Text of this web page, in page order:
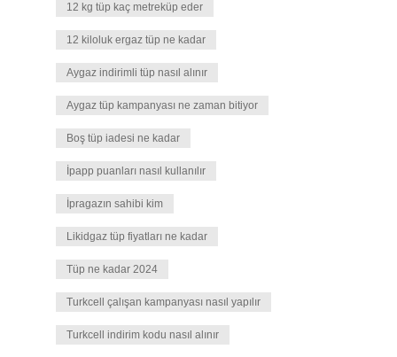
12 kg tüp kaç metreküp eder
12 kiloluk ergaz tüp ne kadar
Aygaz indirimli tüp nasıl alınır
Aygaz tüp kampanyası ne zaman bitiyor
Boş tüp iadesi ne kadar
İpapp puanları nasıl kullanılır
İpragazın sahibi kim
Likidgaz tüp fiyatları ne kadar
Tüp ne kadar 2024
Turkcell çalışan kampanyası nasıl yapılır
Turkcell indirim kodu nasıl alınır